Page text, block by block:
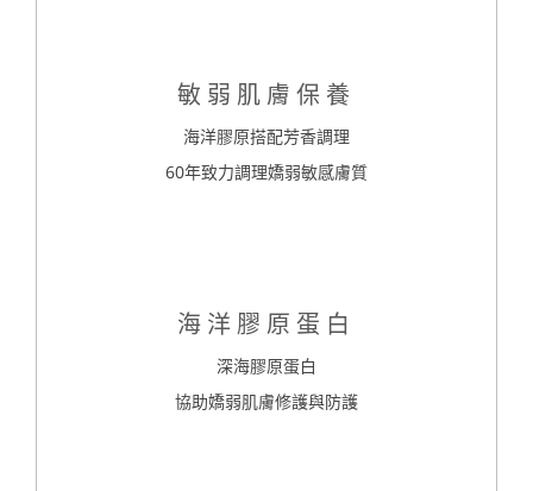
敏弱肌膚保養
海洋膠原搭配芳香調理
60年致力調理嬌弱敏感膚質
海洋膠原蛋白
深海膠原蛋白
協助嬌弱肌膚修護與防護